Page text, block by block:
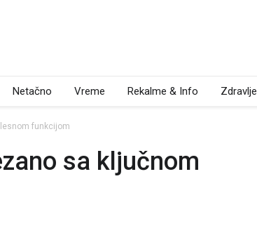
Netačno Vreme Rekalme & Info Zdravlje
funkcijom
sa ključnom